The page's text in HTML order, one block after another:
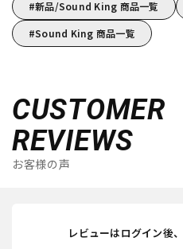
新品/Sound King 商品一覧
Sound King 商品一覧
CUSTOMER
REVIEWS
お客様の声
レビューはログイン後